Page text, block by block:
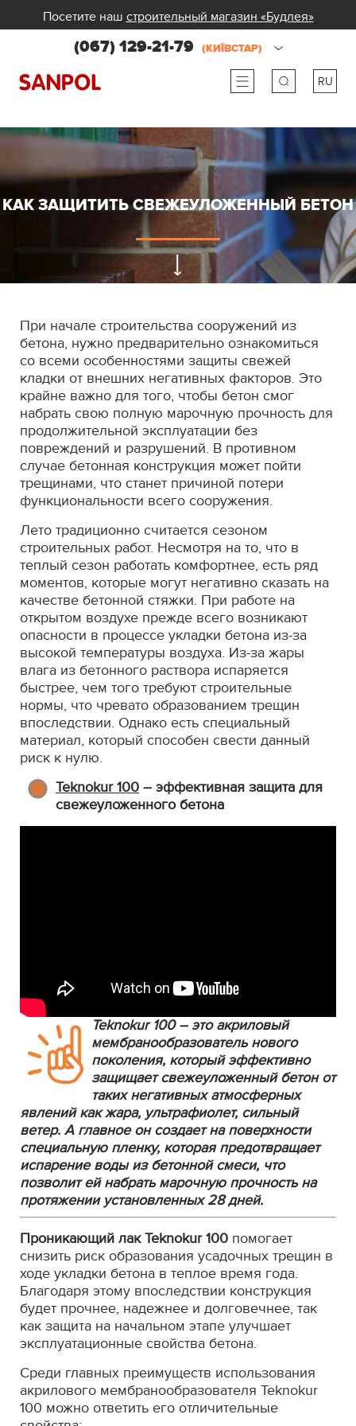
Посетите наш строительный магазин «Будлея»
(067) 129-21-79 (КИЇВСТАР)
RU
ua
КАК ЗАЩИТИТЬ СВЕЖЕУЛОЖЕННЫЙ БЕТОН
При начале строительства сооружений из
бетона, нужно предварительно ознакомиться
со всеми особенностями защиты свежей
кладки от внешних негативных факторов. Это
крайне важно для того, чтобы бетон смог
набрать свою полную марочную прочность для
продолжительной эксплуатации без
повреждений и разрушений. В противном
случае бетонная конструкция может пойти
трещинами, что станет причиной потери
функциональности всего сооружения.
Лето традиционно считается сезоном
строительных работ. Несмотря на то, что в
теплый сезон работать комфортнее, есть ряд
моментов, которые могут негативно сказать на
качестве бетонной стяжки. При работе на
открытом воздухе прежде всего возникают
опасности в процессе укладки бетона из-за
высокой температуры воздуха. Из-за жары
влага из бетонного раствора испаряется
быстрее, чем того требуют строительные
нормы, что чревато образованием трещин
впоследствии. Однако есть специальный
материал, который способен свести данный
риск к нулю.
Teknokur 100 – эффективная защита для
свежеуложенного бетона
Teknokur 100 – это акриловый
мембранообразователь нового
поколения, который эффективно
защищает свежеуложенный бетон от
таких негативных атмосферных
явлений как жара, ультрафиолет, сильный
ветер. А главное он создает на поверхности
специальную пленку, которая предотвращает
испарение воды из бетонной смеси, что
позволит ей набрать марочную прочность на
протяжении установленных 28 дней.
Проникающий лак Teknokur 100 помогает
снизить риск образования усадочных трещин в
ходе укладки бетона в теплое время года.
Благодаря этому впоследствии конструкция
будет прочнее, надежнее и долговечнее, так
как защита на начальном этапе улучшает
эксплуатационные свойства бетона.
Среди главных преимуществ использования
акрилового мембранообразователя Teknokur
100 можно ответить его отличительные